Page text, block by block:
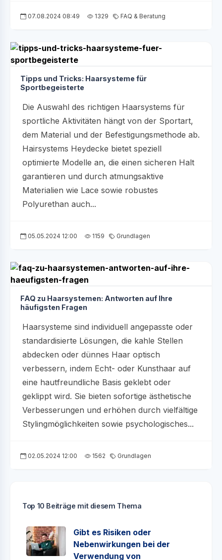
07.08.2024 08:49 1329 FAQ & Beratung
Tipps und Tricks: Haarsysteme für
Sportbegeisterte
Die Auswahl des richtigen Haarsystems für
sportliche Aktivitäten hängt von der Sportart,
dem Material und der Befestigungsmethode ab.
Hairsystems Heydecke bietet speziell
optimierte Modelle an, die einen sicheren Halt
garantieren und durch atmungsaktive
Materialien wie Lace sowie robustes
Polyurethan auch...
05.05.2024 12:00 1159 Grundlagen
FAQ zu Haarsystemen: Antworten auf Ihre
häufigsten Fragen
Haarsysteme sind individuell angepasste oder
standardisierte Lösungen, die kahle Stellen
abdecken oder dünnes Haar optisch
verbessern, indem Echt- oder Kunsthaar auf
eine hautfreundliche Basis geklebt oder
geklippt wird. Sie bieten sofortige ästhetische
Verbesserungen und erhöhen durch vielfältige
Stylingmöglichkeiten sowie psychologisches...
02.05.2024 12:00 1562 Grundlagen
Top 10 Beiträge mit diesem Thema
Gibt es Risiken oder
Nebenwirkungen bei der
Verwendung von